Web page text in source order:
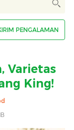
PENGALAMAN
Varietas
King!